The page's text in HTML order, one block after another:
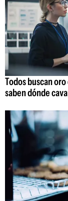
Todos buscan
saben dónde